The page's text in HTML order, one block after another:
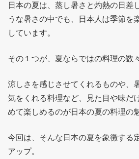
日本の夏は、蒸し暑さと灼熱の日差
うな暑さの中でも、日本人は季節を
しています。
その１つが、夏ならではの料理の数々
涼しさを感じさせてくれるものや、
気をくれる料理など、見た目や味だ
めて楽しめるのが日本の夏の料理の
今回は、そんな日本の夏を象徴する
アップ。